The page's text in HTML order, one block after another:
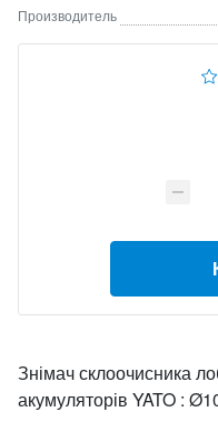
Производитель
Знімач склоочисника
акумуляторів YATO :